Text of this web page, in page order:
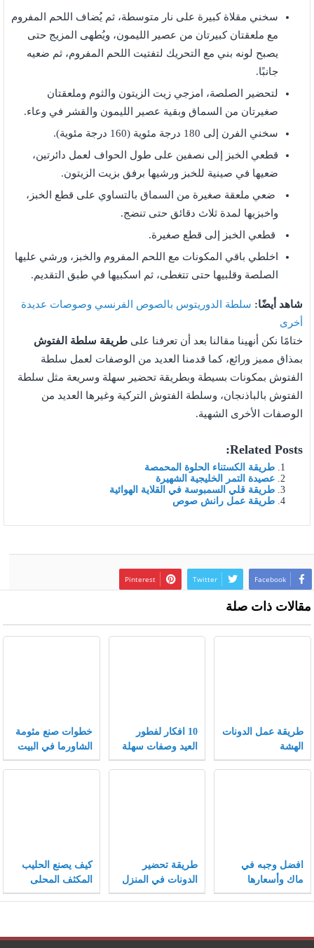
سخني مقلاة كبيرة على نار متوسطة، ثم يُضاف اللحم المفروم
مع ملعقتان كبيرتان من عصير الليمون، ويُطهى المزيج حتى
يصبح لونه بني مع التحريك لتفتيت اللحم المفروم، ثم ضعيه
جانبًا.
لتحضير الصلصة، امزجي زيت الزيتون والثوم وملعقتان
صغيرتان من السماق وبقية عصير الليمون والقشر في وعاء.
سخني الفرن إلى 180 درجة مئوية (160 درجة مئوية).
قطعي الخبز إلى نصفين على طول الحواف لعمل دائرتين،
ضعيها في صينية للخبز ورشيها برفق بزيت الزيتون.
ضعي ملعقة صغيرة من السماق بالتساوي على قطع الخبز،
واخبزيها لمدة ثلاث دقائق حتى تنضج.
قطعي الخبز إلى قطع صغيرة.
اخلطي باقي المكونات مع اللحم المفروم والخبز، ورشي عليها
الصلصة وقلبيها حتى تتغطى، ثم اسكبيها في طبق التقديم.
شاهد أيضًا: سلطة الدوريتوس بالصوص الفرنسي وصوصات عديدة
أخرى
ختامًا نكن أنهينا مقالنا بعد أن تعرفنا على طريقة سلطة الفتوش
بمذاق مميز ورائع، كما قدمنا العديد من الوصفات لعمل سلطة
الفتوش بمكونات بسيطة وبطريقة تحضير سهلة وسريعة مثل سلطة
الفتوش بالباذنجان، وسلطة الفتوش التركية وغيرها العديد من
الوصفات الأخرى الشهية.
Related Posts:
طريقة الكستناء الحلوة المحمصة
عصيدة التمر الخليجية الشهيرة
طريقة قلي السمبوسة في القلاية الهوائية
طريقة عمل رانش صوص
Facebook
Twitter
Pinterest
مقالات ذات صلة
طريقة عمل الدونات
الهشة
10 افكار لفطور
العيد وصفات سهلة
وسريعة لفطور
خطوات صنع مثومة
الشاورما في البيت
افضل وجبه في
ماك وأسعارها
طريقة تحضير
الدونات في المنزل
مثل المحلات
كيف يصنع الحليب
المكثف المحلى
وفيما يستخدم